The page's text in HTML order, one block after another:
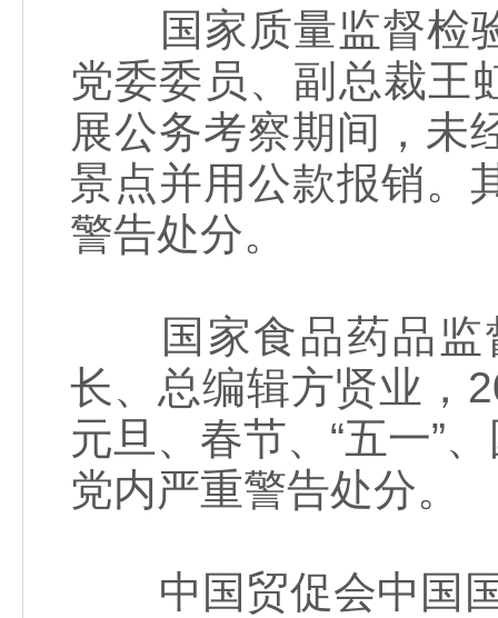
国家质量监督检验
党委委员、副总裁王
展公务考察期间，未
景点并用公款报销。
警告处分。
国家食品药品监
长、总编辑方贤业，
元旦、春节、“五一”
党内严重警告处分。
中国贸促会中国国